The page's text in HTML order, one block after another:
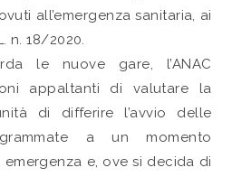
all’emergenza sanitaria, ai
n. 18/2020.
le nuove gare, l’ANAC
appaltanti di valutare la
di differire l’avvio delle
a un momento
e, ove si decida di